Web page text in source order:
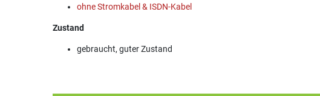
ohne Stromkabel & ISDN-Kabel
Zustand
gebraucht, guter Zustand